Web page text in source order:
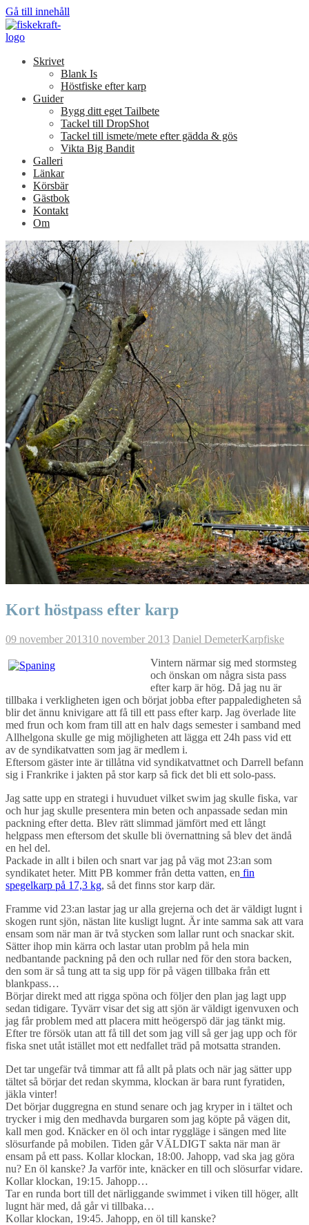
Gå till innehåll
Skrivet
Blank Is
Höstfiske efter karp
Guider
Bygg ditt eget Tailbete
Tackel till DropShot
Tackel till ismete/mete efter gädda & gös
Vikta Big Bandit
Galleri
Länkar
Körsbär
Gästbok
Kontakt
Om
Kort höstpass efter karp
09 november 201310 november 2013 Daniel DemeterKarpfiske
Vintern närmar sig med stormsteg
och önskan om några sista pass
efter karp är hög. Då jag nu är
tillbaka i verkligheten igen och börjat jobba efter pappaledigheten så
blir det ännu knivigare att få till ett pass efter karp. Jag överlade lite
med frun och kom fram till att en halv dags semester i samband med
Allhelgona skulle ge mig möjligheten att lägga ett 24h pass vid ett
av de syndikatvatten som jag är medlem i.
Eftersom gäster inte är tillåtna vid syndikatvattnet och Darrell befann
sig i Frankrike i jakten på stor karp så fick det bli ett solo-pass.
Jag satte upp en strategi i huvuduet vilket swim jag skulle fiska, var
och hur jag skulle presentera min beten och anpassade sedan min
packning efter detta. Blev rätt slimmad jämfört med ett långt
helgpass men eftersom det skulle bli övernattning så blev det ändå
en hel del.
Packade in allt i bilen och snart var jag på väg mot 23:an som
syndikatet heter. Mitt PB kommer från detta vatten, en fin
spegelkarp på 17,3 kg, så det finns stor karp där.
Framme vid 23:an lastar jag ur alla grejerna och det är väldigt lugnt i
skogen runt sjön, nästan lite kusligt lugnt. Är inte samma sak att vara
ensam som när man är två stycken som lallar runt och snackar skit.
Sätter ihop min kärra och lastar utan problm på hela min
nedbantande packning på den och rullar ned för den stora backen,
den som är så tung att ta sig upp för på vägen tillbaka från ett
blankpass…
Börjar direkt med att rigga spöna och följer den plan jag lagt upp
sedan tidigare. Tyvärr visar det sig att sjön är väldigt igenvuxen och
jag får problem med att placera mitt heögerspö där jag tänkt mig.
Efter tre försök utan att få till det som jag vill så ger jag upp och för
fiska snet utåt istället mot ett nedfallet träd på motsatta stranden.
Det tar ungefär två timmar att få allt på plats och när jag sätter upp
tältet så börjar det redan skymma, klockan är bara runt fyratiden,
jäkla vinter!
Det börjar duggregna en stund senare och jag kryper in i tältet och
trycker i mig den medhavda burgaren som jag köpte på vägen dit,
kall men god. Knäcker en öl och intar ryggläge i sängen med lite
slösurfande på mobilen. Tiden går VÄLDIGT sakta när man är
ensam på ett pass. Kollar klockan, 18:00. Jahopp, vad ska jag göra
nu? En öl kanske? Ja varför inte, knäcker en till och slösurfar vidare.
Kollar klockan, 19:15. Jahopp…
Tar en runda bort till det närliggande swimmet i viken till höger, allt
lugnt här med, då går vi tillbaka…
Kollar klockan, 19:45. Jahopp, en öl till kanske?